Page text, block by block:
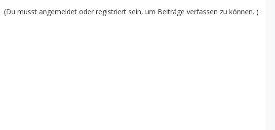
(Du musst angemeldet oder registriert sein, um Beiträge verfassen zu können. )